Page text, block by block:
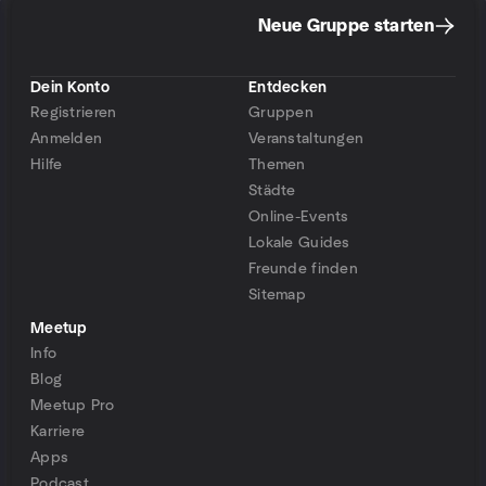
Neue Gruppe starten
Dein Konto
Registrieren
Anmelden
Hilfe
Entdecken
Gruppen
Veranstaltungen
Themen
Städte
Online-Events
Lokale Guides
Freunde finden
Sitemap
Meetup
Info
Blog
Meetup Pro
Karriere
Apps